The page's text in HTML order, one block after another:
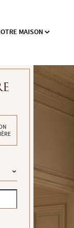
MAISON